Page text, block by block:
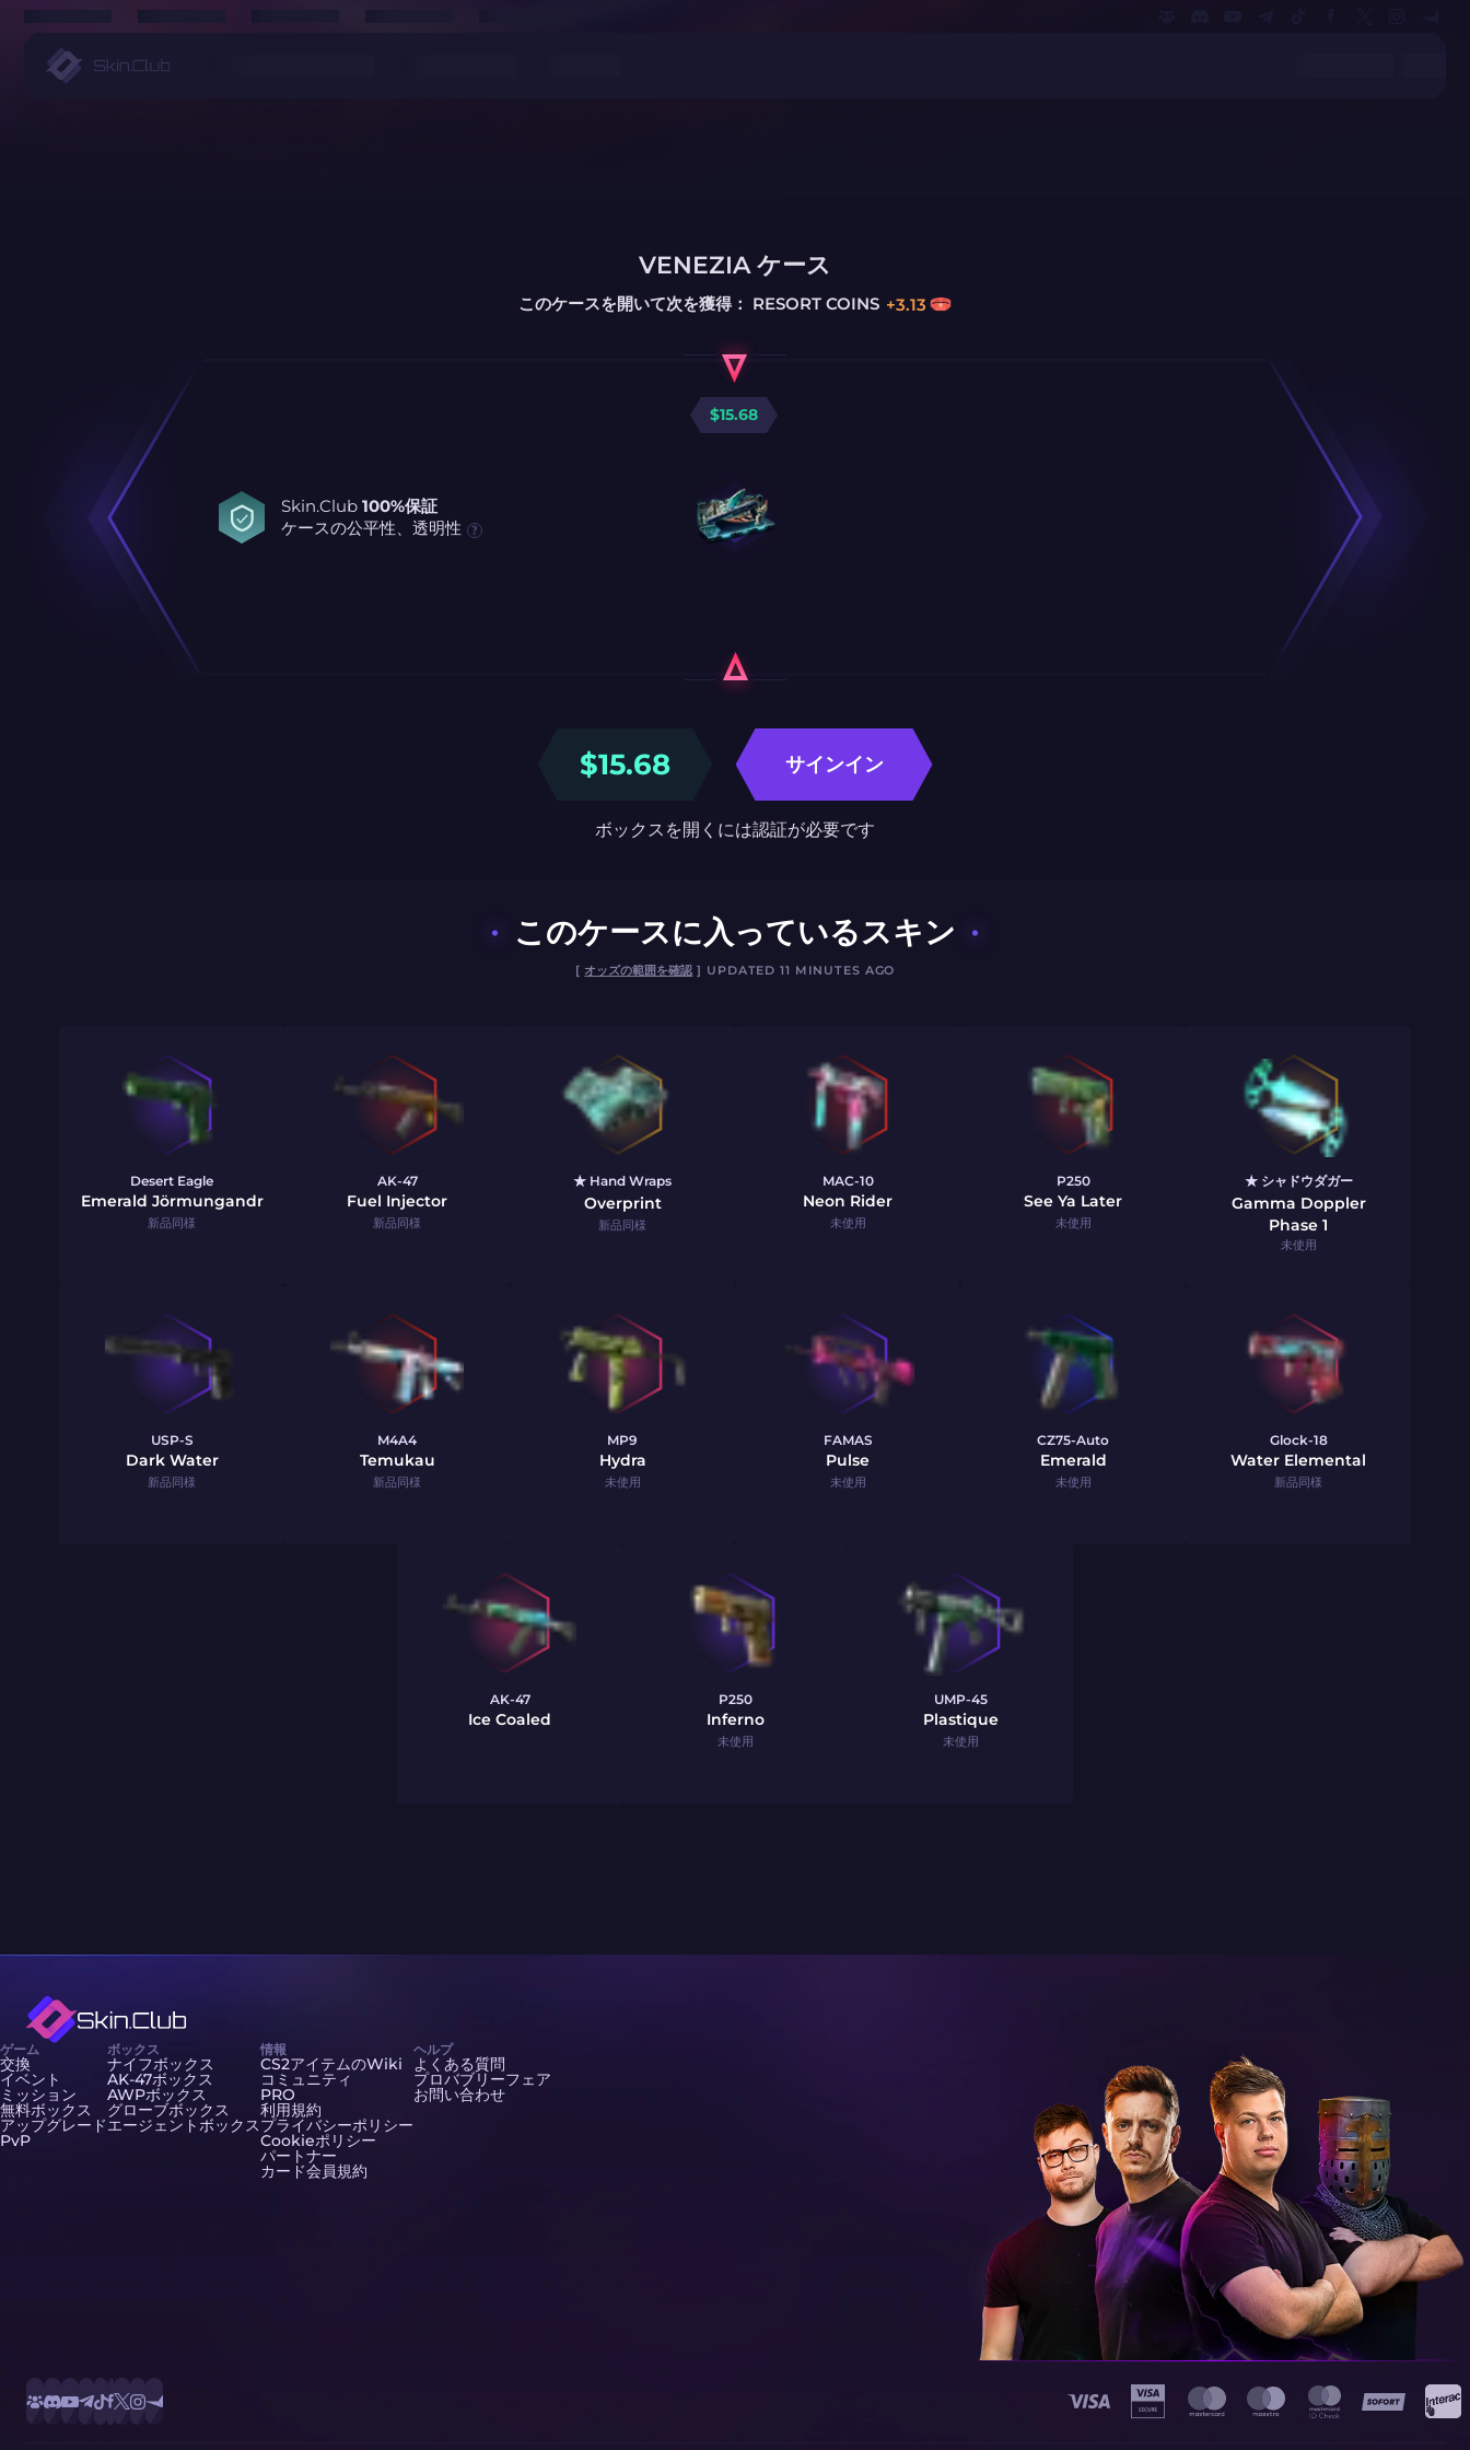
VENEZIA ケース
このケースを開いて次を獲得： RESORT COINS +3.13
Skin.Club 100%保証
ケースの公平性、透明性
$15.68
$15.68 サインイン
ボックスを開くには認証が必要です
このケースに入っているスキン
[ オッズの範囲を確認] UPDATED 11 MINUTES AGO
Desert Eagle
Emerald Jörmungandr
新品同様
AK-47
Fuel Injector
新品同様
★ Hand Wraps
Overprint
新品同様
MAC-10
Neon Rider
未使用
P250
See Ya Later
未使用
★ シャドウダガー
Gamma Doppler
Phase 1
未使用
USP-S
Dark Water
新品同様
M4A4
Temukau
新品同様
MP9
Hydra
未使用
FAMAS
Pulse
未使用
CZ75-Auto
Emerald
未使用
Glock-18
Water Elemental
新品同様
AK-47
Ice Coaled
P250
Inferno
未使用
UMP-45
Plastique
未使用
ゲーム
交換
イベント
ミッション
無料ボックス
アップグレード
PvP
ボックス
ナイフボックス
AK-47ボックス
AWPボックス
グローブボックス
エージェントボックス
情報
CS2アイテムのWiki
コミュニティ
PRO
利用規約
プライバシーポリシー
Cookieポリシー
パートナー
カード会員規約
ヘルプ
よくある質問
プロバブリーフェア
お問い合わせ